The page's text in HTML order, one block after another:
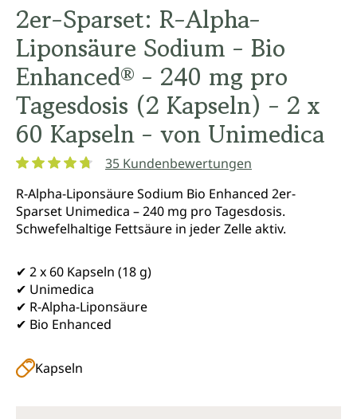
2er-Sparset: R-Alpha-
Liponsäure Sodium - Bio
Enhanced® - 240 mg pro
Tagesdosis (2 Kapseln) - 2 x
60 Kapseln - von Unimedica
35 Kundenbewertungen
R-Alpha-Liponsäure Sodium Bio Enhanced 2er-
Sparset Unimedica – 240 mg pro Tagesdosis.
Schwefelhaltige Fettsäure in jeder Zelle aktiv.
✔ 2 x 60 Kapseln (18 g)
✔ Unimedica
✔ R-Alpha-Liponsäure
✔ Bio Enhanced
Kapseln